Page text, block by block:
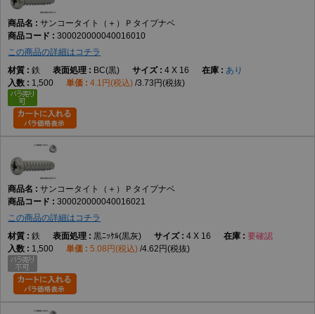
サンコータイト（＋）Ｐタイプナベ
300020000040016010
この商品の詳細はコチラ
鉄
BC(黒) 4 X 16
あり
1,500
4.1円(税込) 3.73円(税抜)
サンコータイト（＋）Ｐタイプナベ
300020000040016021
この商品の詳細はコチラ
鉄
黒ﾆｯｹﾙ(黒灰) 4 X 16
要確認
1,500
5.08円(税込) 4.62円(税抜)